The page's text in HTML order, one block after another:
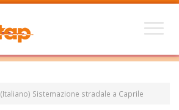
(Italiano) Sistemazione stradale a Caprile